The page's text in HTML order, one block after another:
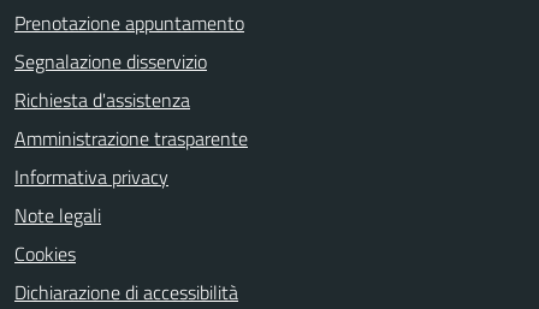
Prenotazione appuntamento
Segnalazione disservizio
Richiesta d'assistenza
Amministrazione trasparente
Informativa privacy
Note legali
Cookies
Dichiarazione di accessibilità